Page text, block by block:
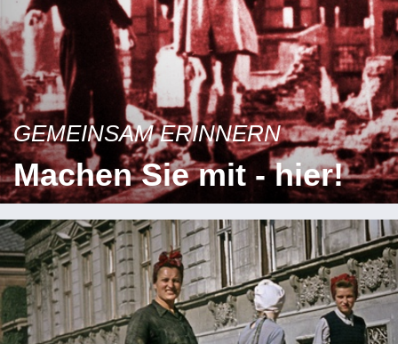
GEMEINSAM ERINNERN
Machen Sie mit - hier!